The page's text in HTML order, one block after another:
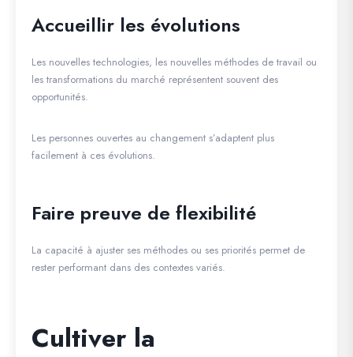
Accueillir les évolutions
Les nouvelles technologies, les nouvelles méthodes de travail ou
les transformations du marché représentent souvent des
opportunités.
Les personnes ouvertes au changement s’adaptent plus
facilement à ces évolutions.
Faire preuve de flexibilité
La capacité à ajuster ses méthodes ou ses priorités permet de
rester performant dans des contextes variés.
Cultiver la